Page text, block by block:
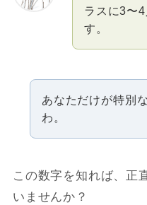
ラスに3〜
す。
あなただけが特別
わ。
この数字を知れば、正
いませんか？